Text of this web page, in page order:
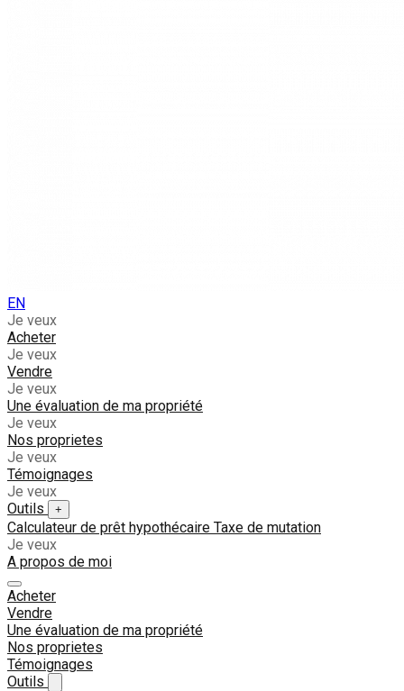
EN
Je veux
Acheter
Je veux
Vendre
Je veux
Une évaluation de ma propriété
Je veux
Nos proprietes
Je veux
Témoignages
Je veux
Outils
+
Calculateur de prêt hypothécaire Taxe de mutation
Je veux
A propos de moi
Acheter
Vendre
Une évaluation de ma propriété
Nos proprietes
Témoignages
Outils